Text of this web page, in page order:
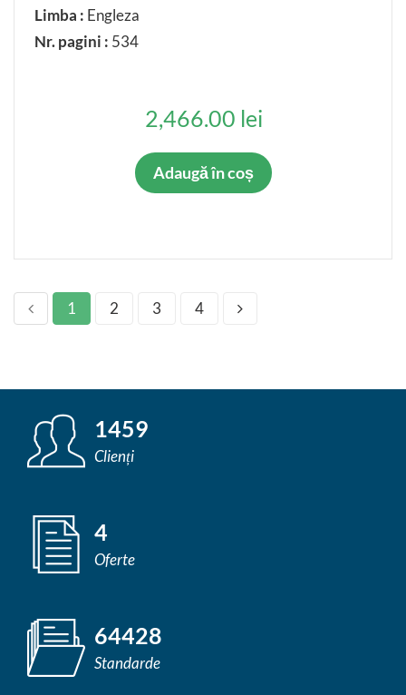
Limba : Engleza
Nr. pagini : 534
2,466.00 lei
Adaugă în coș
1 2 3 4
1459
Clienți
4
Oferte
64428
Standarde